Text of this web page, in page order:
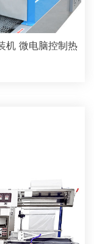
机 微电脑控制热